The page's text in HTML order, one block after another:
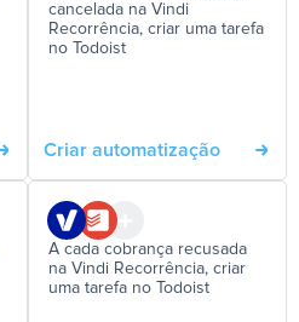
cancelada na Vindi
Recorrência, criar uma tarefa
no Todoist
Criar automatização
A cada cobrança recusada
na Vindi Recorrência, criar
uma tarefa no Todoist